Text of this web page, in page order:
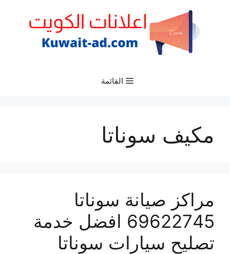
القائمة
مكيف سوناتا
مراكز صيانة سوناتا
69622745 افضل خدمة
تصليح سيارات سوناتا